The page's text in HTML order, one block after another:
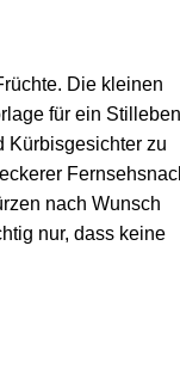
Die kleinen
für ein
Kürbisgesichter zu
nach Wunsch
nur, dass keine